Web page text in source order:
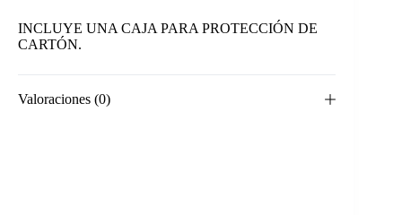
INCLUYE UNA CAJA PARA PROTECCIÓN DE
CARTÓN.
Valoraciones (0)